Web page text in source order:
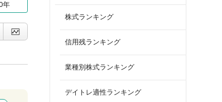
年
株式ランキング
信用残ランキング
業種別株式ランキング
デイトレ適性ランキング